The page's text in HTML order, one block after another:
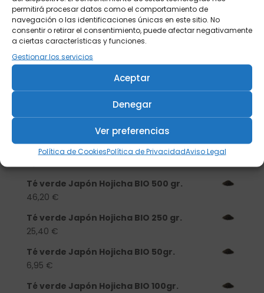
permitirá procesar datos como el comportamiento de
navegación o las identificaciones únicas en este sitio. No
consentir o retirar el consentimiento, puede afectar negativamente
a ciertas características y funciones.
Gestionar los servicios
Aceptar
Denegar
Ver preferencias
Política de CookiesPolítica de PrivacidadAviso Legal
Productos
Tisanera "Christmas Cats" 0,25l.
porcelana
Té verde Japón Hojicha BIO 500 gr.
46,20 €
Té verde Japón Hojicha BIO 250 gr.
25,40 €
Té verde Japón Hojicha BIO 50gr.
6,95 €
Té verde Japón Hojicha BIO 100gr.